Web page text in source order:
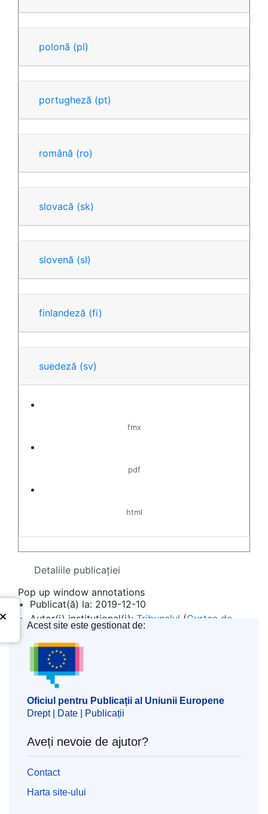
polonă (pl)
portugheză (pt)
română (ro)
slovacă (sk)
slovenă (sl)
finlandeză (fi)
suedeză (sv)
fmx
pdf
html
Detaliile publicaţiei
Publicat(ă) la: 2019-12-10
Autor(i) instituţional(i): Tribunalul (Curtea de
Justiție a Uniunii Europene
Subiecte:dreptul mărcilor comerciale
eveniment comercial
marcă comercială înregistrată
publicitate
CELEX : 62019TN0836
OJ : JOC_2020_045_R_0073
Pop up window annotations
Oficiul pentru Publicații al Uniunii Europene
Acest site este gestionat de:
Oficiul pentru Publicații al Uniunii Europene
Drept | Date | Publicații
Aveți nevoie de ajutor?
Contact
Harta site-ului